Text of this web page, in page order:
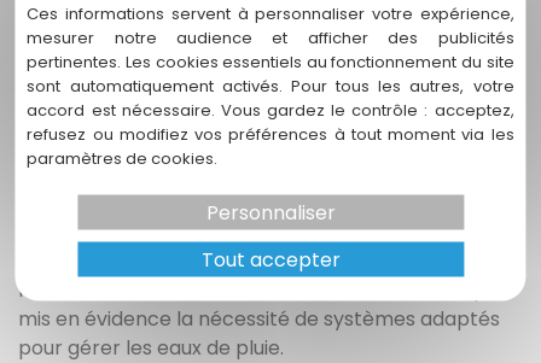
contribuant ainsi à une gestion durable de l'eau.
3. Quels sont les risques associés à la non-
imperméabilisation ?
Ne pas implanter de solutions d'imperméabilisation
peut entraîner des inondations fréquentes et une
pollution des nappes phréatiques. Par exemple, lors
des inondations de 2007 en France, de nombreuses
zones urbaines ont subi de graves dommages
matériels à cause du ruissellement excessif, ce qui a
mis en évidence la nécessité de systèmes adaptés
pour gérer les eaux de pluie.
Ces informations servent à personnaliser votre expérience,
mesurer notre audience et afficher des publicités
pertinentes. Les cookies essentiels au fonctionnement du site
sont automatiquement activés. Pour tous les autres, votre
accord est nécessaire. Vous gardez le contrôle : acceptez,
refusez ou modifiez vos préférences à tout moment via les
paramètres de cookies.
Tout accepter
Personnaliser